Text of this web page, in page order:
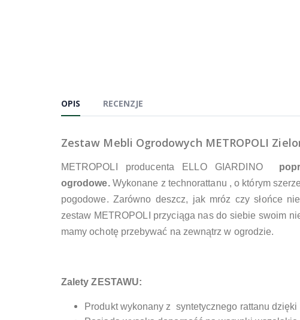
OPIS RECENZJE
Zestaw Mebli Ogrodowych METROPOLI
METROPOLI producenta ELLO GIARDINO
ogrodowe. Wykonane z technorattanu , o którym
pogodowe. Zarówno deszcz, jak mróz czy słońce
zestaw METROPOLI przyciąga nas do siebie swoim
mamy ochotę przebywać na zewnątrz w ogrodzie.
Zalety ZESTAWU:
Produkt wykonany z syntetycznego rattanu dzięki